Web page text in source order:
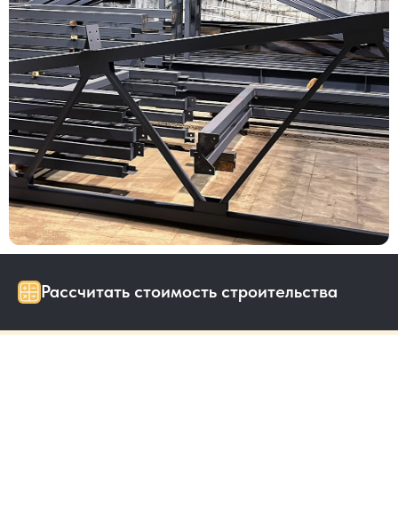
Рассчитать стоимость строительства